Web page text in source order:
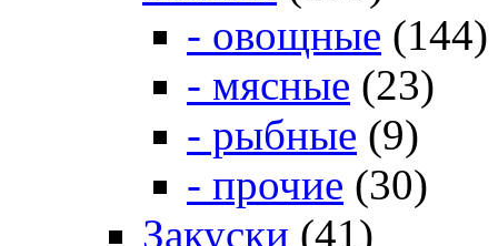
- овощные (144)
- мясные (23)
- рыбные (9)
- прочие (30)
Закуски (41)